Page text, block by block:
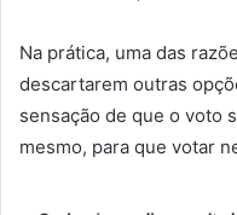
Na prática, uma das
descartarem outras
sensação de que o voto
mesmo, para que votar